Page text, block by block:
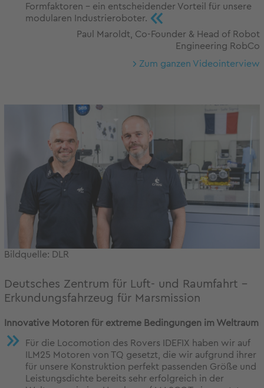
Formfaktoren – ein entscheidender Vorteil für unsere
modularen Industrieroboter. «
Paul Maroldt, Co-Founder & Head of Robot
Engineering RobCo
Zum ganzen Videointerview
Bildquelle: DLR
Deutsches Zentrum für Luft- und Raumfahrt –
Erkundungsfahrzeug für Marsmission
Innovative Motoren für extreme Bedingungen im Weltraum
Für die Locomotion des Rovers IDEFIX haben wir auf
ILM25 Motoren von TQ gesetzt, die wir aufgrund ihrer
für unsere Konstruktion perfekt passenden Größe und
Leistungsdichte bereits sehr erfolgreich in der